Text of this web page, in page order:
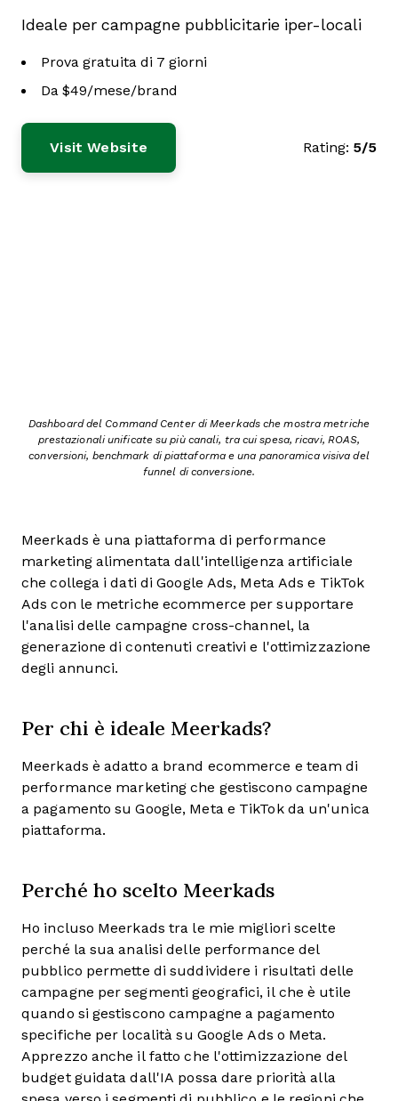
Ideale per campagne pubblicitarie iper-locali
Prova gratuita di 7 giorni
Da $49/mese/brand
Visit Website Rating: 5/5
Dashboard del Command Center di Meerkads che mostra metriche
prestazionali unificate su più canali, tra cui spesa, ricavi, ROAS,
conversioni, benchmark di piattaforma e una panoramica visiva del
funnel di conversione.
Meerkads è una piattaforma di performance
marketing alimentata dall'intelligenza artificiale
che collega i dati di Google Ads, Meta Ads e TikTok
Ads con le metriche ecommerce per supportare
l'analisi delle campagne cross-channel, la
generazione di contenuti creativi e l'ottimizzazione
degli annunci.
Per chi è ideale Meerkads?
Meerkads è adatto a brand ecommerce e team di
performance marketing che gestiscono campagne
a pagamento su Google, Meta e TikTok da un'unica
piattaforma.
Perché ho scelto Meerkads
Ho incluso Meerkads tra le mie migliori scelte
perché la sua analisi delle performance del
pubblico permette di suddividere i risultati delle
campagne per segmenti geografici, il che è utile
quando si gestiscono campagne a pagamento
specifiche per località su Google Ads o Meta.
Apprezzo anche il fatto che l'ottimizzazione del
budget guidata dall'IA possa dare priorità alla